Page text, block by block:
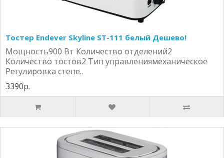
Тостер Endever Skyline ST-111 белый Дешево!
Мощность900 Вт Количество отделений2
Количество тостов2 Тип управлениямеханическое
Регулировка степе..
3390р.